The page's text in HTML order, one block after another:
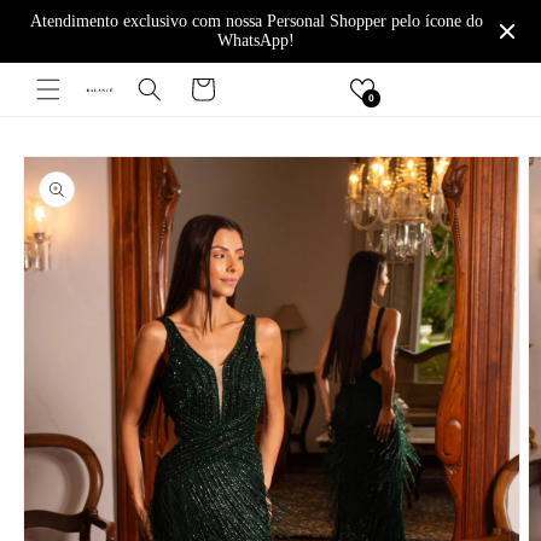
Atendimento exclusivo com nossa Personal Shopper pelo ícone do
WhatsApp!
para o
Carrinho 0
informações
do produto